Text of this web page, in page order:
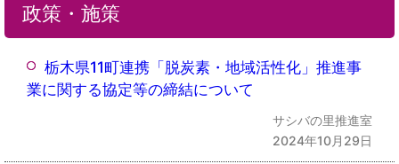
政策・施策
栃木県11町連携「脱炭素・地域活性化」推進事
業に関する協定等の締結について
サシバの里推進室
2024年10月29日